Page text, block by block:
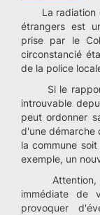
La radiation
étrangers est
prise par le
circonstancié
de la police
Si le rapport
introuvable
peut ordonner
d'une démarche
la commune
exemple, un
Attention, la
immédiate de
provoquer